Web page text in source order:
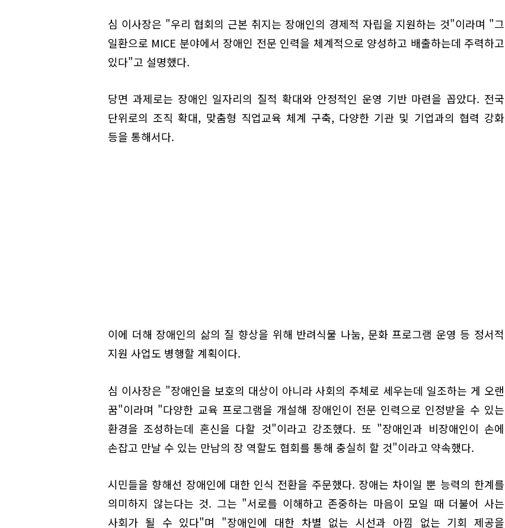
심 이사장은 "우리 협회의 근본 취지는 장애인의 경제적 자립을 지원하는 것"이라며 "그
일환으로 MICE 분야에서 장애인 전문 인력을 체계적으로 양성하고 배출하는데 주력하고
있다"고 설명했다.
당면 과제로는 장애인 일자리의 질적 확대와 안정적인 운영 기반 마련을 꼽았다. 전국
단위로의 조직 확대, 맞춤형 직업교육 체계 구축, 다양한 기관 및 기업과의 협력 강화
등을 통해서다.
이에 더해 장애인의 삶의 질 향상을 위해 반려식물 나눔, 문화 프로그램 운영 등 정서적
지원 사업도 병행할 계획이다.
심 이사장은 "장애인을 보호의 대상이 아니라 사회의 주체로 세우는데 일조하는 게 오랜
꿈"이라며 "다양한 교육 프로그램을 개설해 장애인이 전문 인력으로 인정받을 수 있는
환경을 조성하는데 혼신을 다할 것"이라고 강조했다. 또 "장애인과 비장애인이 손에
손잡고 만날 수 있는 만남의 장 역할도 협회를 통해 충실히 할 것"이라고 약속했다.
시민들을 향해선 장애인에 대한 인식 전환을 주문했다. 장애는 차이일 뿐 능력의 한계를
의미하지 않는다는 것. 그는 "서로를 이해하고 존중하는 마음이 모일 때 더불어 사는
사회가 될 수 있다"며 "장애인에 대한 차별 없는 시선과 아낌 없는 기회 제공을